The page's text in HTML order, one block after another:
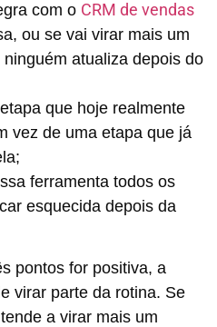
com o CRM de vendas
ou se vai virar mais um
atualiza depois do
que hoje realmente
vez de uma etapa que já
ferramenta todos os
esquecida depois da
pontos for positiva, a
virar parte da rotina. Se
a virar mais um